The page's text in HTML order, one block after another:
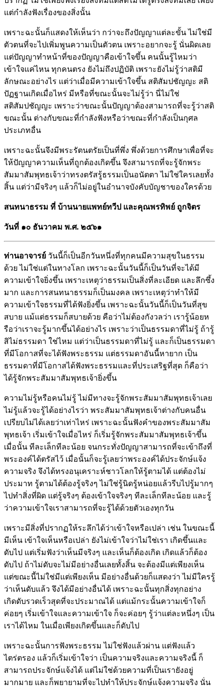
แต่กำลังฟังเรื่องของสิ่งนั้น
เพราะฉะนั้นก็แสดงให้เห็นว่า กว่าจะถึงปัญญาแต่ละขั้น ไม่ใช่มี
ตัวตนที่จะไปเพิ่มพูนความเป็นตัวตน เพราะอยากจะรู้ นั่นผิดเลย
แต่ปัญญาทำหน้าที่ของปัญญาคือเข้าใจขึ้น คนนั้นรู้ไหมว่า
เข้าใจแค่ไหน ทุกคนตรง ยังไม่ถึงปฏิบัติ เพราะยังไม่รู้ว่าสติมี
ลักษณะอย่างไร แต่ว่าเมื่อมีความเข้าใจขึ้น สติสัมปชัญญะ สติ
ปัฏฐานเกิดเมื่อไหร่ มีหรือที่ขณะนั้นจะไม่รู้ว่า นี่ไม่ใช่
สติสัมปชัญญะ เพราะว่าขณะนั้นปัญญาต้องสามารถที่จะรู้ว่าสติ
ขณะนั้น ต่างกับขณะที่กำลังฟังหรือว่าขณะที่กำลังเป็นกุศล
ประเภทอื่น
เพราะฉะนั้นจึงมีพระรัตนตรัยเป็นที่พึ่ง พึ่งด้วยการศึกษาเพื่อที่จะ
ให้ปัญญาความเห็นที่ถูกต้องเกิดขึ้น จึงสามารถที่จะรู้จักพระ
สัมมาสัมพุทธเจ้าว่าทรงตรัสรู้ธรรมเป็นอนัตตา ไม่ใช่ใครเลยทั้ง
สิ้น แต่ว่ามีจริงๆ แล้วก็ไม่อยู่ในอำนาจบังคับบัญชาของใครด้วย
สนทนาธรรม ที่ บ้านนายแพทย์ทวีป และคุณพรทิพย์ ถูกจิตร
วันที่ ๑๐ ธันวาคม พ.ศ. ๒๕๖๑
ท่านอาจารย์ วันนี้ก็เป็นอีกวันหนึ่งที่ทุกคนมีความสุขในธรรม
ด้วย ไม่ใช่แต่ในทางโลก เพราะฉะนั้นวันนี้ก็เป็นวันที่จะได้มี
ความเข้าใจยิ่งขึ้น เพราะเหตุว่าธรรมเป็นสิ่งที่ละเอียด และลึกซึ้ง
มาก และการสนทนาธรรมก็เป็นมงคล เพราะเหตุว่าทำให้มี
ความเข้าใจธรรมที่ได้ฟังยิ่งขึ้น เพราะฉะนั้นวันนี้ก็เป็นวันที่สุข
สบาย แม้แต่ธรรมก็สบายด้วย คือว่าไม่ต้องกังวลว่า เรารู้น้อยห
รือว่าเราจะรู้มากขึ้นได้อย่างไร เพราะว่าเป็นธรรมดาที่ไม่รู้ ถ้ารู้
สิไม่ธรรมดา ใช่ไหม แต่ว่าเป็นธรรมดาที่ไม่รู้ และก็เป็นธรรมดา
ที่มีโอกาสที่จะได้ฟังพระธรรม แต่ธรรมดาอันนี้หายาก เป็น
ธรรมดาที่มีโอกาสได้ฟังพระธรรมและที่ประเสริฐที่สุด ก็คือว่า
ได้รู้จักพระสัมมาสัมพุทธเจ้ายิ่งขึ้น
ความไม่รู้หรือคนไม่รู้ ไม่มีทางจะรู้จักพระสัมมาสัมพุทธเจ้าเลย
ไม่รู้แล้วจะรู้ได้อย่างไรว่า พระสัมมาสัมพุทธเจ้าต่างกับคนอื่น
เปรียบไม่ได้เลยว่าเท่าไหร่ เพราะฉะนั้นฟังคำของพระสัมมาสัม
พุทธเจ้า เริ่มเข้าใจเมื่อไหร่ ก็เริ่มรู้จักพระสัมมาสัมพุทธเจ้าขึ้น
เมื่อนั้น ทีละเล็กทีละน้อย จนกระทั่งปัญญาสามารถที่จะเข้าถึงที่
พระองค์ได้ตรัสไว้ เมื่อนั้นก็จะรู้เลยว่าพระองค์ได้ประจักษ์แจ้ง
ความจริง จึงได้ทรงอนุเคราะห์ชาวโลกให้รู้ตามได้ แต่ต้องไม่
ประมาท รู้ตามได้ต้องรู้จริงๆ ไม่ใช่รู้นิดรู้หน่อยแล้วรีบไปรู้มากๆ
ไปทำสิ่งที่ผิด แต่รู้จริงๆ ต้องเข้าใจจริงๆ ทีละเล็กทีละน้อย และรู้
ว่าความเข้าใจเราสามารถที่จะรู้ได้ด้วยตัวเองทุกวัน
เพราะมีสิ่งที่ปรากฏให้ระลึกได้ว่าเข้าใจหรือเปล่า เช่น ในขณะนี้
มีเห็น เข้าใจเห็นหรือเปล่า ยังไม่เข้าใจว่าไม่ใช่เรา เกิดขึ้นและ
ดับไป แต่เริ่มฟังว่าเห็นมีจริงๆ และเห็นก็ต้องเกิด เกิดแล้วก็ต้อง
ดับไป ถ้าไม่ดับจะไม่มีอย่างอื่นเลยทั้งสิ้น จะต้องมีแต่เพียงเห็น
แต่ขณะนี้ไม่ใช่มีแต่เพียงเห็น มีอย่างอื่นด้วยก็แสดงว่า ไม่มีใครรู้
ว่าเห็นดับแล้ว จึงได้มีอย่างอื่นได้ เพราะฉะนั้นทุกสิ่งทุกอย่าง
เกิดดับรวดเร็วสุดที่จะประมาณได้ แต่แม้กระนั้นความเข้าใจก็
ค่อยๆ เริ่มเข้าใจและความเข้าใจ ก็จะค่อยๆ รู้ว่าแต่ละหนึ่งๆ เป็น
เราได้ไหม ในเมื่อเพียงเกิดขึ้นและก็ดับไป
เพราะฉะนั้นการฟังพระธรรม ไม่ใช่ฟังแล้วผ่าน แต่ฟังแล้ว
ไตร่ตรอง แล้วก็เริ่มเข้าใจว่า เป็นความจริงและความจริงนี้ ก็
สามารถประจักษ์แจ้งได้ แต่ไม่ใช่ด้วยความที่เป็นเรายังอยู่
มากมาย และก็พยายามที่จะไปทำให้ประจักษ์แจ้งความจริง นั่น